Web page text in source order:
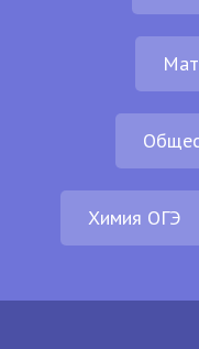
Химия ОГЭ